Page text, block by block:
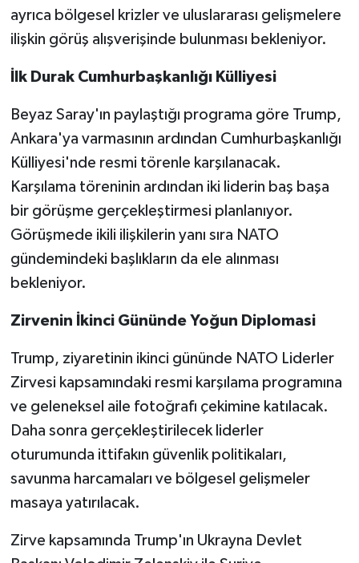
ayrıca bölgesel krizler ve uluslararası gelişmelere
ilişkin görüş alışverişinde bulunması bekleniyor.
İlk Durak Cumhurbaşkanlığı Külliyesi
Beyaz Saray'ın paylaştığı programa göre Trump,
Ankara'ya varmasının ardından Cumhurbaşkanlığı
Külliyesi'nde resmi törenle karşılanacak.
Karşılama töreninin ardından iki liderin baş başa
bir görüşme gerçekleştirmesi planlanıyor.
Görüşmede ikili ilişkilerin yanı sıra NATO
gündemindeki başlıkların da ele alınması
bekleniyor.
Zirvenin İkinci Gününde Yoğun Diplomasi
Trump, ziyaretinin ikinci gününde NATO Liderler
Zirvesi kapsamındaki resmi karşılama programına
ve geleneksel aile fotoğrafı çekimine katılacak.
Daha sonra gerçekleştirilecek liderler
oturumunda ittifakın güvenlik politikaları,
savunma harcamaları ve bölgesel gelişmeler
masaya yatırılacak.
Zirve kapsamında Trump'ın Ukrayna Devlet